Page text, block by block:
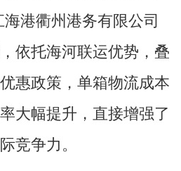
港衢州港务有限公司
依托海河联运优势，叠
惠政策，单箱物流成本
大幅提升，直接增强了
竞争力。